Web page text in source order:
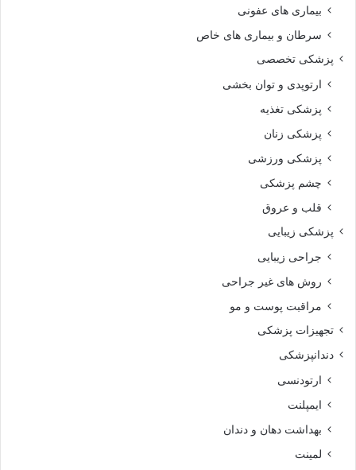
بیماری های عفونی
سرطان و بیماری های خاص
پزشکی تخصصی
ارتوپدی و توان بخشی
پزشکی تغذیه
پزشکی زنان
پزشکی ورزشی
چشم پزشکی
قلب و عروق
پزشکی زیبایی
جراحی زیبایی
روش های غیر جراحی
مراقبت پوست و مو
تجهیزات پزشکی
دندانپزشکی
ارتودنسی
ایمپلنت
بهداشت دهان و دندان
لمینت